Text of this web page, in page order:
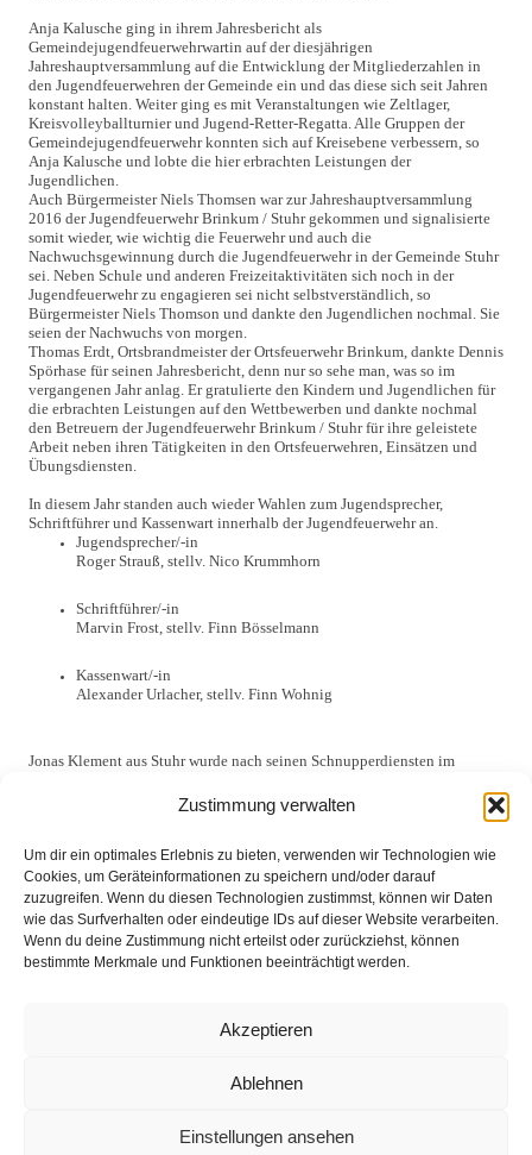
Zustimmung verwalten
Um dir ein optimales Erlebnis zu bieten, verwenden wir Technologien wie
Cookies, um Geräteinformationen zu speichern und/oder darauf
zuzugreifen. Wenn du diesen Technologien zustimmst, können wir Daten
wie das Surfverhalten oder eindeutige IDs auf dieser Website verarbeiten.
Wenn du deine Zustimmung nicht erteilst oder zurückziehst, können
bestimmte Merkmale und Funktionen beeinträchtigt werden.
Akzeptieren
Ablehnen
Einstellungen ansehen
Anja Kalusche ging in ihrem Jahresbericht als
Gemeindejugendfeuerwehrwartin auf der diesjährigen
Jahreshauptversammlung auf die Entwicklung der Mitgliederzahlen in
den Jugendfeuerwehren der Gemeinde ein und das diese sich seit Jahren
konstant halten. Weiter ging es mit Veranstaltungen wie Zeltlager,
Kreisvolleyballturnier und Jugend-Retter-Regatta. Alle Gruppen der
Gemeindejugendfeuerwehr konnten sich auf Kreisebene verbessern, so
Anja Kalusche und lobte die hier erbrachten Leistungen der
Jugendlichen.
Auch Bürgermeister Niels Thomsen war zur Jahreshauptversammlung
2016 der Jugendfeuerwehr Brinkum / Stuhr gekommen und signalisierte
somit wieder, wie wichtig die Feuerwehr und auch die
Nachwuchsgewinnung durch die Jugendfeuerwehr in der Gemeinde Stuhr
sei. Neben Schule und anderen Freizeitaktivitäten sich noch in der
Jugendfeuerwehr zu engagieren sei nicht selbstverständlich, so
Bürgermeister Niels Thomson und dankte den Jugendlichen nochmal. Sie
seien der Nachwuchs von morgen.
Thomas Erdt, Ortsbrandmeister der Ortsfeuerwehr Brinkum, dankte Dennis
Spörhase für seinen Jahresbericht, denn nur so sehe man, was so im
vergangenen Jahr anlag. Er gratulierte den Kindern und Jugendlichen für
die erbrachten Leistungen auf den Wettbewerben und dankte nochmal
den Betreuern der Jugendfeuerwehr Brinkum / Stuhr für ihre geleistete
Arbeit neben ihren Tätigkeiten in den Ortsfeuerwehren, Einsätzen und
Übungsdiensten.
In diesem Jahr standen auch wieder Wahlen zum Jugendsprecher,
Schriftführer und Kassenwart innerhalb der Jugendfeuerwehr an.
Jugendsprecher/-in
Roger Strauß, stellv. Nico Krummhorn
Schriftführer/-in
Marvin Frost, stellv. Finn Bösselmann
Kassenwart/-in
Alexander Urlacher, stellv. Finn Wohnig
Jonas Klement aus Stuhr wurde nach seinen Schnupperdiensten im
aufgenommen und ganz herzlich von Dennis Spörhase begrüßt.
Erster Übungsdienst ist am 20.01.2016 um 18 Uhr im Feuerwehrhaus